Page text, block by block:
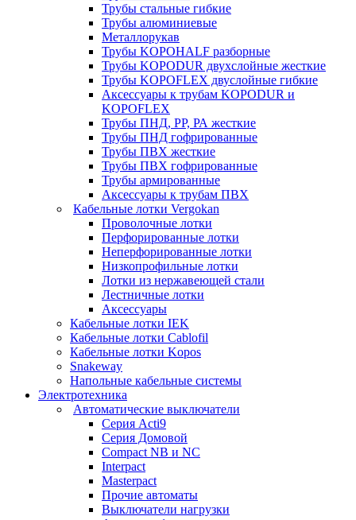
Трубы стальные гибкие
Трубы алюминиевые
Металлорукав
Трубы KOPOHALF разборные
Трубы KOPODUR двухслойные жесткие
Трубы KOPOFLEX двуслойные гибкие
Аксессуары к трубам KOPODUR и
KOPOFLEX
Трубы ПНД, РР, РА жесткие
Трубы ПНД гофрированные
Трубы ПВХ жесткие
Трубы ПВХ гофрированные
Трубы армированные
Аксессуары к трубам ПВХ
Кабельные лотки Vergokan
Проволочные лотки
Перфорированные лотки
Неперфорированные лотки
Низкопрофильные лотки
Лотки из нержавеющей стали
Лестничные лотки
Аксессуары
Кабельные лотки IEK
Кабельные лотки Cablofil
Кабельные лотки Kopos
Snakeway
Напольные кабельные системы
Электротехника
Автоматические выключатели
Серия Acti9
Серия Домовой
Compact NB и NC
Interpact
Masterpact
Прочие автоматы
Выключатели нагрузки